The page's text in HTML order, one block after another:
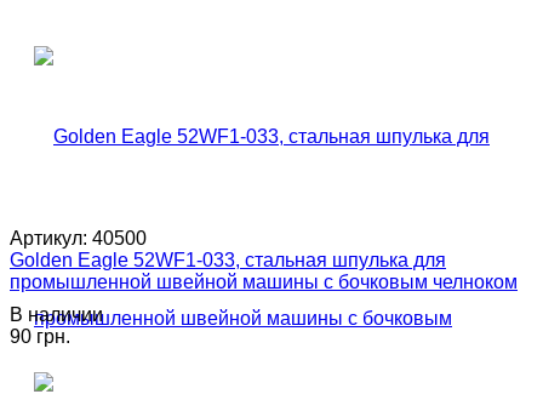
Артикул: 40500
Golden Eagle 52WF1-033, стальная шпулька для
промышленной швейной машины с бочковым челноком
В наличии
90 грн.